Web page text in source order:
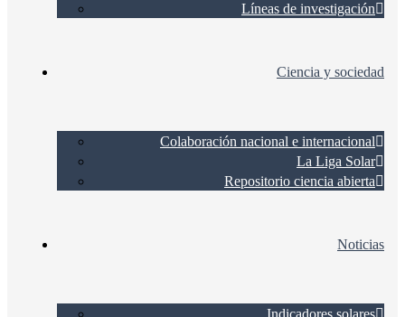
Líneas de investigación
Ciencia y sociedad
Colaboración nacional e internacional
La Liga Solar
Repositorio ciencia abierta
Noticias
Indicadores solares